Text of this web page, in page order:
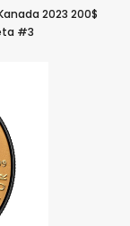
2023 200$
#3